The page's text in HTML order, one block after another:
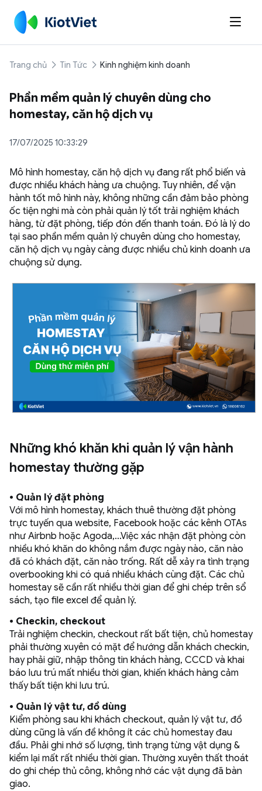

Trang chủ Tin Tức Kinh nghiệm kinh doanh
Phần mềm quản lý chuyên dùng cho
homestay, căn hộ dịch vụ
17/07/2025 10:33:29
Mô hình homestay, căn hộ dịch vụ đang rất phổ biến và
được nhiều khách hàng ưa chuộng. Tuy nhiên, để vận
hành tốt mô hình này, không những cần đảm bảo phòng
ốc tiện nghi mà còn phải quản lý tốt trải nghiệm khách
hàng, từ đặt phòng, tiếp đón đến thanh toán. Đó là lý do
tại sao phần mềm quản lý chuyên dùng cho homestay,
căn hộ dịch vụ ngày càng được nhiều chủ kinh doanh ưa
chuộng sử dụng.
Những khó khăn khi quản lý vận hành
homestay thường gặp
• Quản lý đặt phòng
Với mô hình homestay, khách thuê thường đặt phòng
trực tuyến qua website, Facebook hoặc các kênh OTAs
như Airbnb hoặc Agoda,...Việc xác nhận đặt phòng còn
nhiều khó khăn do không nắm được ngày nào, căn nào
đã có khách đặt, căn nào trống. Rất dễ xảy ra tình trạng
overbooking khi có quá nhiều khách cùng đặt. Các chủ
homestay sẽ cần rất nhiều thời gian để ghi chép trên sổ
sách, tạo file excel để quản lý.
• Checkin, checkout
Trải nghiệm checkin, checkout rất bất tiện, chủ homestay
phải thường xuyên có mặt để hướng dẫn khách checkin,
hay phải giữ, nhập thông tin khách hàng, CCCD và khai
báo lưu trú mất nhiều thời gian, khiến khách hàng cảm
thấy bất tiện khi lưu trú.
• Quản lý vật tư, đồ dùng
Kiểm phòng sau khi khách checkout, quản lý vật tư, đồ
dùng cũng là vấn đề không ít các chủ homestay đau
đầu. Phải ghi nhớ số lượng, tình trạng từng vật dụng &
kiểm lại mất rất nhiều thời gian. Thường xuyên thất thoát
do ghi chép thủ công, không nhớ các vật dụng đã bàn
giao.